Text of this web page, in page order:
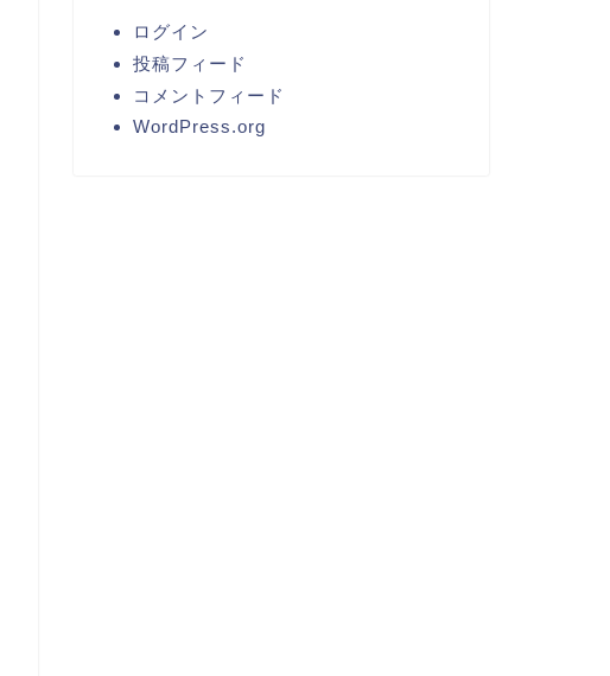
ログイン
投稿フィード
コメントフィード
WordPress.org